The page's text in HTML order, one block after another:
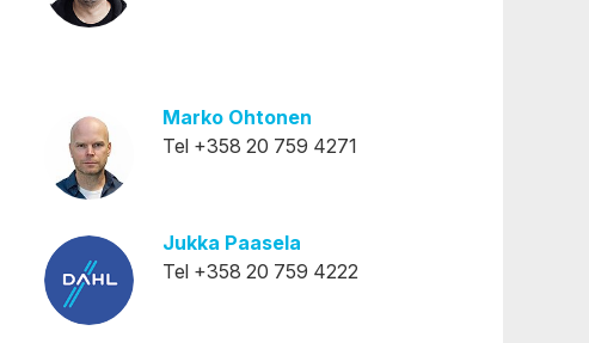
Marko Ohtonen
Tel +358 20 759 4271
Jukka Paasela
Tel +358 20 759 4222